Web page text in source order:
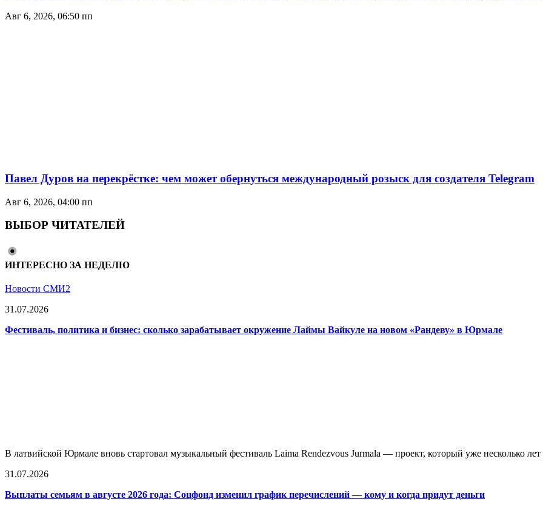
Авг 6, 2026, 06:50 пп
Павел Дуров на перекрёстке: чем может обернуться международный розыск для создателя Telegram
Авг 6, 2026, 04:00 пп
ВЫБОР ЧИТАТЕЛЕЙ
ИНТЕРЕСНО ЗА НЕДЕЛЮ
Новости СМИ2
31.07.2026
Фестиваль, политика и бизнес: сколько зарабатывает окружение Лаймы Вайкуле на новом «Рандеву» в Юрмале
В латвийской Юрмале вновь стартовал музыкальный фестиваль Laima Rendezvous Jurmala — проект, который уже несколько лет
31.07.2026
Выплаты семьям в августе 2026 года: Соцфонд изменил график перечислений — кому и когда придут деньги